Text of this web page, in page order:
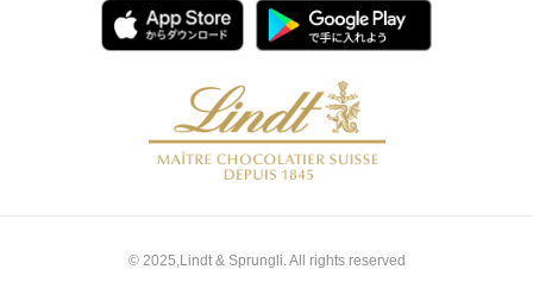
© 2025,Lindt & Sprungli. All rights reserved